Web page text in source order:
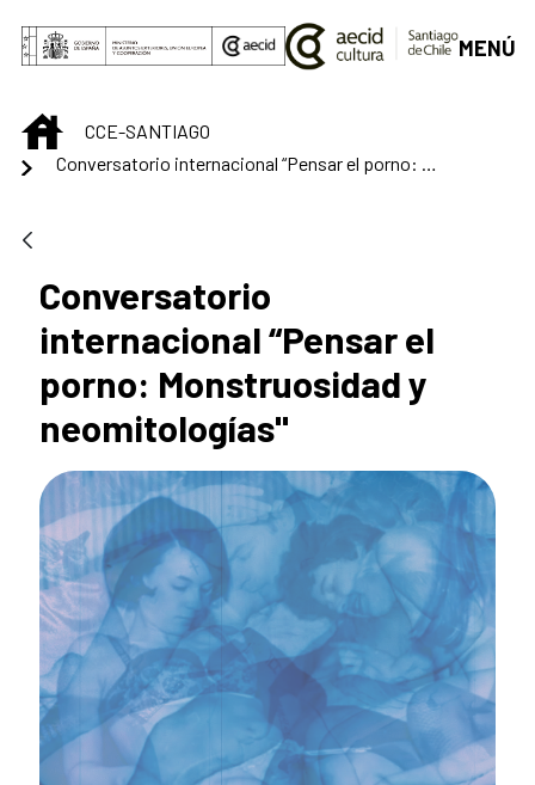
Saltar al contenido principal
MENÚ
INICIOCCE-SANTIAGO
Conversatorio
internacional “Pensar el
porno: Monstruosidad y
neomitologías"